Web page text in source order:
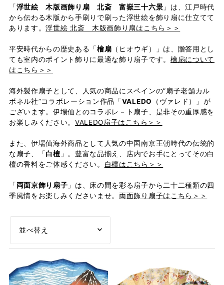
「浮世絵 木版画飾り扇 北斎 富嶽三十六景 」は、江戸時代
から伝わる木版から手刷りで刷った浮世絵を飾り扇に仕立てて
あります。浮世絵 北斎 木版画飾り扇はこちら＞＞
平安時代からの歴史ある「檜扇 （ヒオウギ）」は、贈答用とし
ても室内のポイント飾りに最適な飾り扇子です。 檜扇について
はこちら＞＞
海外製作扇子として、人気の商品にスペインの”扇子老舗カル
ボネル社”コラボレーション作品「VALEDO
（ヴァレド）」が
ございます。伊場仙とのコラボレ－ト扇子、是非その重厚感を
お楽しみください。VALEDO扇子はこちら＞＞
また、伊場仙海外商品として人気の中国南京王朝時代の伝統的
な扇子、「白檀」。豊富な品揃え、店内でお手にとってその白
檀の香料をご体感ください。 白檀はこちら＞＞
「 両面京飾り扇子 」は、床の間を彩る扇子から二十二種類の四
季風情をお楽しみくださいませ。 両面飾り扇子はこちら＞＞
オススメ
関連性が最も高い